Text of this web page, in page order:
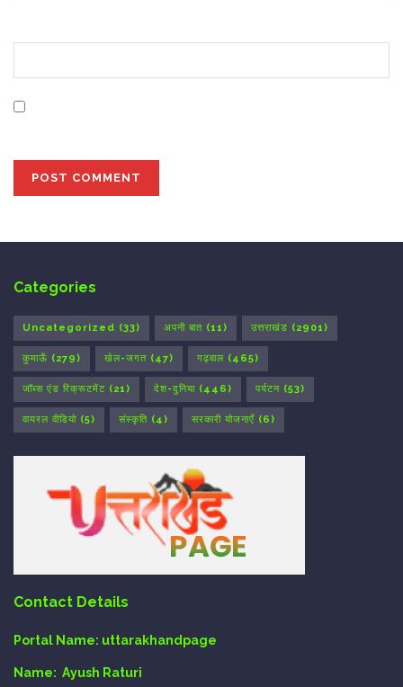
Categories
Uncategorized (33) अपनी बात (11) उत्तराखंड (2901)
कुमाऊँ (279) खेल-जगत (47) गढ़वाल (465)
जॉब्स एंड रिक्रूटमेंट (21) देश-दुनिया (446) पर्यटन (53)
वायरल वीडियो (5) संस्कृति (4) सरकारी योजनाएँ (6)
Contact Details
Portal Name: uttarakhandpage
Name: Ayush Raturi